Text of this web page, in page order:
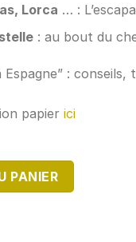
Lorca … :
: au bout du
: conseils,
papier ici
N°9 - Version
PANIER